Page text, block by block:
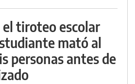
tiroteo escolar
mató al
personas antes de